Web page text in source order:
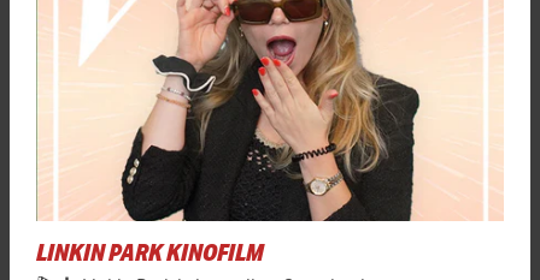
LINKIN PARK KINOFILM